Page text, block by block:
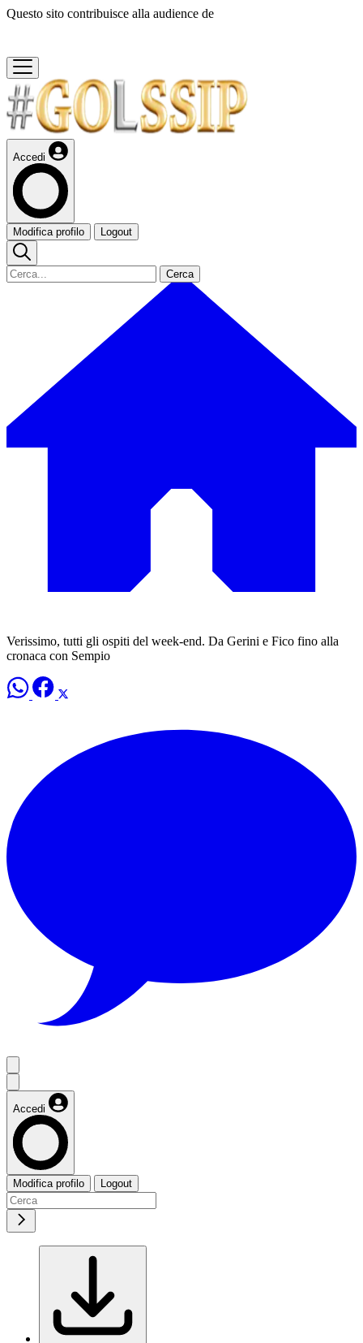
Questo sito contribuisce alla audience de
Accedi
Modifica profilo Logout
Cerca
Verissimo, tutti gli ospiti del week-end. Da Gerini e Fico fino alla
cronaca con Sempio
Accedi
Modifica profilo Logout